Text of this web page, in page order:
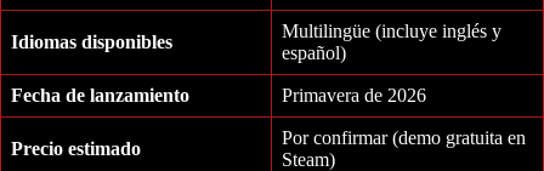
Idiomas disponibles
Multilingüe (incluye inglés y
español)
Fecha de lanzamiento Primavera de 2026
Precio estimado
Por confirmar (demo gratuita en
Steam)